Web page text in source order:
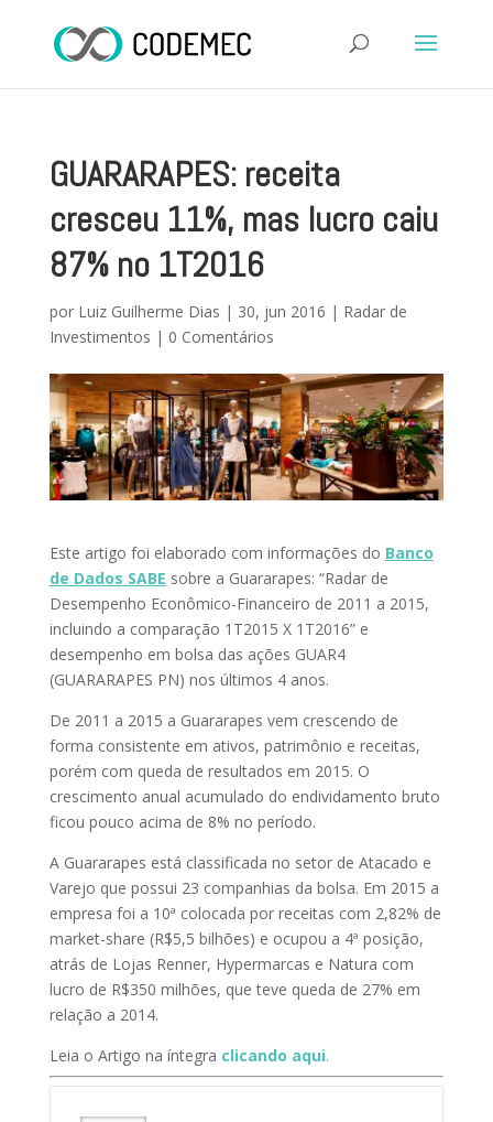
GUARARAPES: receita
cresceu 11%, mas lucro caiu
87% no 1T2016
por Luiz Guilherme Dias | 30, jun 2016 | Radar de
Investimentos | 0 Comentários
Este artigo foi elaborado com informações do Banco
de Dados SABE sobre a Guararapes: “Radar de
Desempenho Econômico-Financeiro de 2011 a 2015,
incluindo a comparação 1T2015 X 1T2016” e
desempenho em bolsa das ações GUAR4
(GUARARAPES PN) nos últimos 4 anos.
De 2011 a 2015 a Guararapes vem crescendo de
forma consistente em ativos, patrimônio e receitas,
porém com queda de resultados em 2015. O
crescimento anual acumulado do endividamento bruto
ficou pouco acima de 8% no período.
A Guararapes está classificada no setor de Atacado e
Varejo que possui 23 companhias da bolsa. Em 2015 a
empresa foi a 10ª colocada por receitas com 2,82% de
market-share (R$5,5 bilhões) e ocupou a 4ª posição,
atrás de Lojas Renner, Hypermarcas e Natura com
lucro de R$350 milhões, que teve queda de 27% em
relação a 2014.
Leia o Artigo na íntegra clicando aqui.